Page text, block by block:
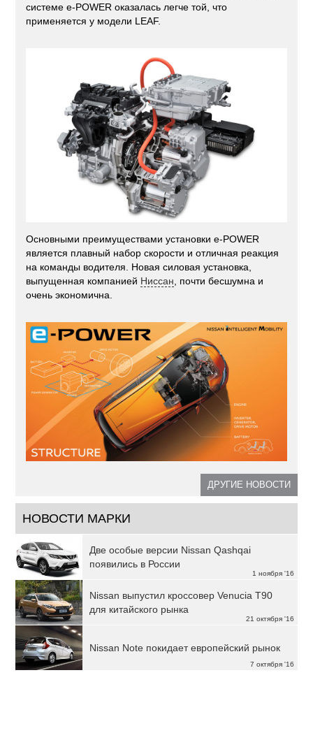
системе e-POWER оказалась легче той, что
применяется у модели LEAF.
Основными преимуществами установки e-POWER
является плавный набор скорости и отличная реакция
на команды водителя. Новая силовая установка,
выпущенная компанией Ниссан , почти бесшумна и
очень экономична.
ДРУГИЕ НОВОСТИ
НОВОСТИ МАРКИ
1 ноября '16
Две особые версии Nissan Qashqai
появились в России
21 октября '16
Nissan выпустил кроссовер Venucia T90
для китайского рынка
7 октября '16
Nissan Note покидает европейский рынок